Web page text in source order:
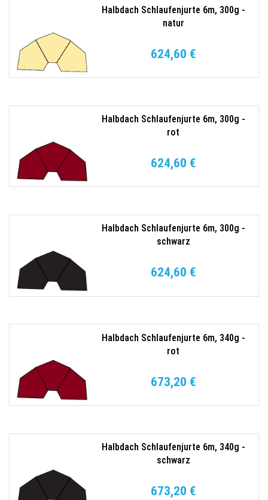
Halbdach Schlaufenjurte 6m, 300g -
natur
624,60 €
Halbdach Schlaufenjurte 6m, 300g -
rot
624,60 €
Halbdach Schlaufenjurte 6m, 300g -
schwarz
624,60 €
Halbdach Schlaufenjurte 6m, 340g -
rot
673,20 €
Halbdach Schlaufenjurte 6m, 340g -
schwarz
673,20 €